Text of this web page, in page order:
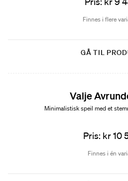
Finnes i flere
GÅ TIL
Valje
Minimalistisk speil med et
Pris: kr 10
Finnes i én